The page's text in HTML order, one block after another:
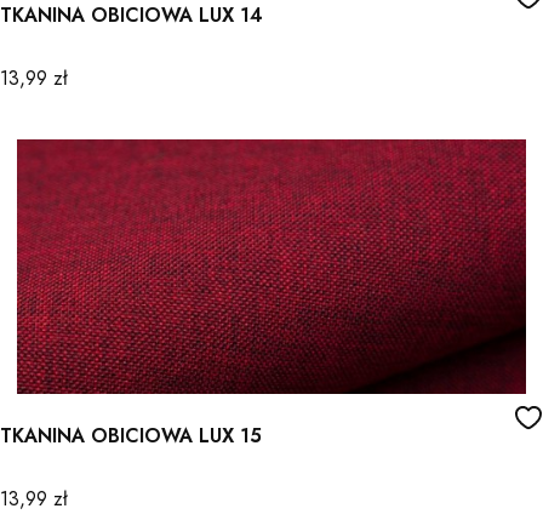
TKANINA OBICIOWA LUX 14
Cena
13,99 zł
TKANINA OBICIOWA LUX 15
Cena
13,99 zł